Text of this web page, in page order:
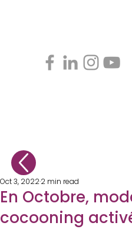
En Octobre,
cocooning
Oct 3, 20222 min read